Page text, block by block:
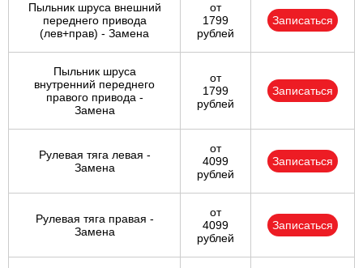
Пыльник шруса внешний
переднего привода
(лев+прав) - Замена
от
1799
рублей
Записаться
Пыльник шруса
внутренний переднего
правого привода -
Замена
от
1799
рублей
Записаться
Рулевая тяга левая -
Замена
от
4099
рублей
Записаться
Рулевая тяга правая -
Замена
от
4099
рублей
Записаться